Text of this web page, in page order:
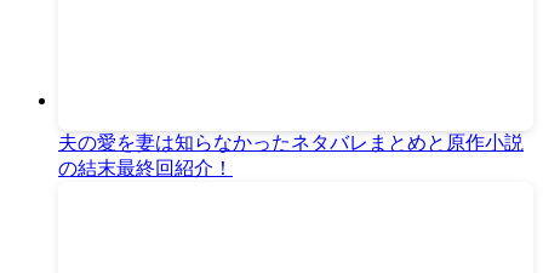
夫の愛を妻は知らなかったネタバレまとめと原作小説
の結末最終回紹介！